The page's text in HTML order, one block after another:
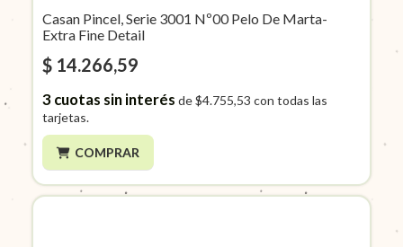
Casan Pincel, Serie 3001 Nº00 Pelo De Marta-
Extra Fine Detail
$ 14.266,59
3cuotas sin interés de$4.755,53 con todas las
tarjetas.
COMPRAR